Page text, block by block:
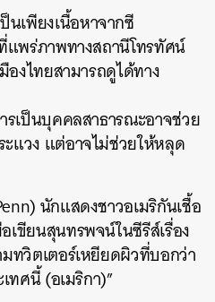
นเพียงเนื้อหาจากซี
แพร่ภาพทางสถานีโทรทัศน์
องไทยสามารถดูได้ทาง
รเป็นบุคคลสาธารณะอาจช่วย
แวง แต่อาจไม่ช่วยให้หลุด
นักแสดงชาวอเมริกันเชื้อ
ขียนสุนทรพจน์ในซีรีส์เรื่อง
ทวิตเตอร์เหยียดผิวที่บอกว่า
ทศนี้ (อเมริกา)”